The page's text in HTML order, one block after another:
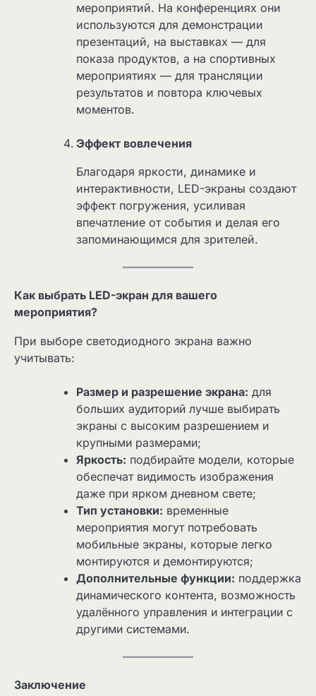
мероприятий. На конференциях они
используются для демонстрации
презентаций, на выставках — для
показа продуктов, а на спортивных
мероприятиях — для трансляции
результатов и повтора ключевых
моментов.
Эффект вовлечения
Благодаря яркости, динамике и
интерактивности, LED-экраны создают
эффект погружения, усиливая
впечатление от события и делая его
запоминающимся для зрителей.
Как выбрать LED-экран для вашего
мероприятия?
При выборе светодиодного экрана важно
учитывать:
Размер и разрешение экрана: для
больших аудиторий лучше выбирать
экраны с высоким разрешением и
крупными размерами;
Яркость: подбирайте модели, которые
обеспечат видимость изображения
даже при ярком дневном свете;
Тип установки: временные
мероприятия могут потребовать
мобильные экраны, которые легко
монтируются и демонтируются;
Дополнительные функции: поддержка
динамического контента, возможность
удалённого управления и интеграции с
другими системами.
Заключение